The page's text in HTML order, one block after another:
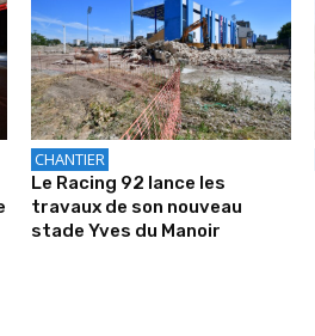
CHANTIER
Le Racing 92 lance les
travaux de son nouveau
stade Yves du Manoir